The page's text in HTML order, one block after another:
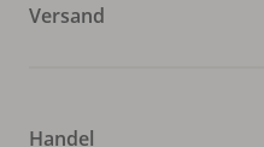
Versand
Handel